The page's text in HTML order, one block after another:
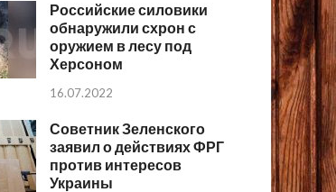
Российские силовики
обнаружили схрон с
оружием в лесу под
Херсоном
16.07.2022
Советник Зеленского
заявил о действиях ФРГ
против интересов
Украины